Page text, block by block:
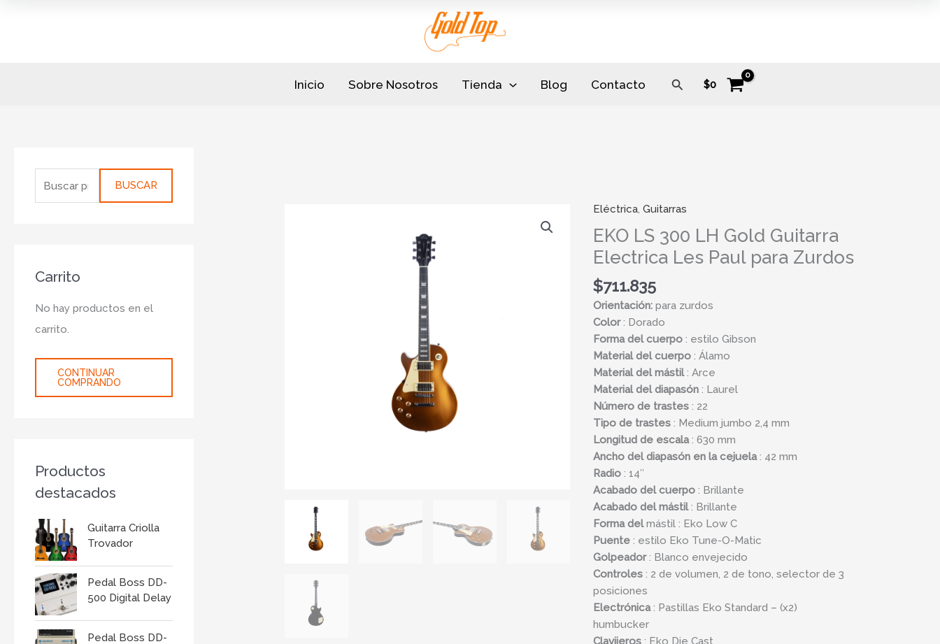
Inicio Sobre Nosotros Tienda Blog Contacto Buscar
$0
s
p
o
r
BUSCAR
Carrito
No hay productos en el
carrito.
CONTINUAR
COMPRANDO
Productos
destacados
Guitarra Criolla
Trovador
Pedal Boss DD-
500 Digital Delay
Pedal Boss DD-
Eléctrica ,Guitarras
EKO LS 300 LH Gold Guitarra
Electrica Les Paul para Zurdos
$711.835
Orientación: para zurdos
Color: Dorado
Forma del cuerpo : estilo Gibson
Material del cuerpo : Álamo
Material del mástil: Arce
Material del diapasón : Laurel
Número de trastes : 22
Tipo de trastes : Medium jumbo 2,4 mm
Longitud de escala: 630 mm
Ancho del diapasón en la cejuela: 42 mm
Radio : 14″
Acabado del cuerpo : Brillante
Acabado del mástil: Brillante
Forma delmástil : Eko Low C
Puente : estilo Eko Tune-O-Matic
Golpeador: Blanco envejecido
Controles : 2 de volumen, 2 de tono, selector de 3
posiciones
Electrónica: Pastillas Eko Standard – (x2)
humbucker
Clavijeros : Eko Die Cast
EKO
LS
300
LH
Gold
Guitarra
Electrica
Les
Paul
para
Zurdos
cantidad